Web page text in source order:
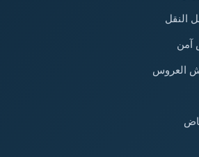
النقل
العروس